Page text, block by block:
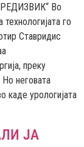
Во
го
Ставридис
преку
неговата
каде урологијата
ЈА